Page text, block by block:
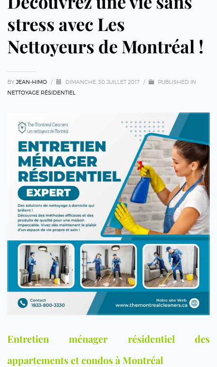
stress avec Les
Nettoyeurs de Montréal !
BY JEAN-HIMO / DIMANCHE, 30 JUILLET 2017 /
PUBLISHED IN
NETTOYAGE RÉSIDENTIEL
Entretien ménager résidentiel des
appartements et condos à Montréal